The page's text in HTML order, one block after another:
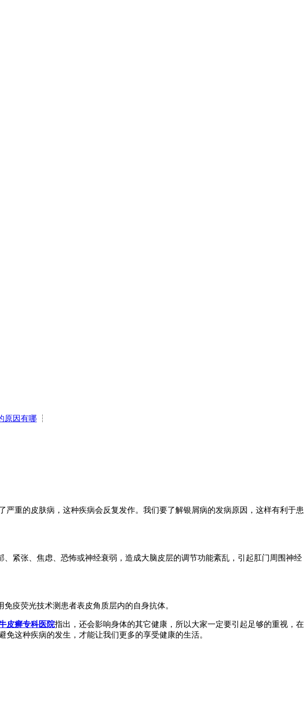
原因有哪 ┆
重的皮肤病，这种疾病会反复发作。我们要了解银屑病的发病原因，这样有利于患
紧张、焦虑、恐怖或神经衰弱，造成大脑皮层的调节功能紊乱，引起肛门周围神经
疫荧光技术测患者表皮角质层内的自身抗体。
皮癣专科医院指出，还会影响身体的其它健康，所以大家一定要引起足够的重视，在
这种疾病的发生，才能让我们更多的享受健康的生活。